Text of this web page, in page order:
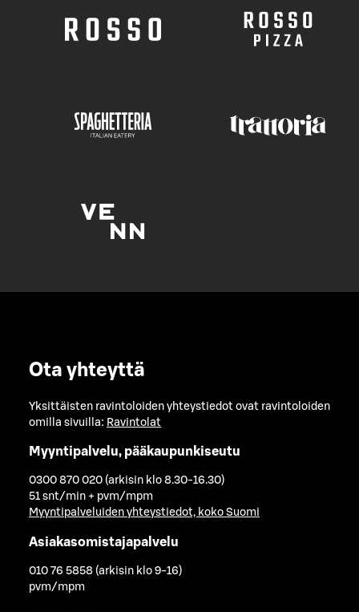
Ota yhteyttä
Yksittäisten ravintoloiden yhteystiedot ovat ravintoloiden
omilla sivuilla: Ravintolat
Myyntipalvelu, pääkaupunkiseutu
0300 870 020 (arkisin klo 8.30-16.30)
51 snt/min + pvm/mpm
Myyntipalveluiden yhteystiedot, koko Suomi
Asiakasomistajapalvelu
010 76 5858 (arkisin klo 9-16)
pvm/mpm